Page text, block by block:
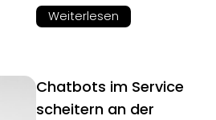
Weiterlesen
Chatbots im Service
scheitern an der